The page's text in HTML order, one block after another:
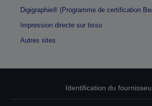
Digigraphie® (Programme de certification
Impression directe sur tissu
Autres sites
Identification du